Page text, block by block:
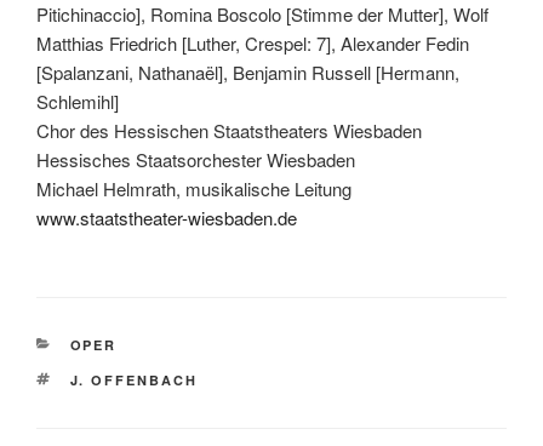
Pitichinaccio], Romina Boscolo [Stimme der Mutter], Wolf
Matthias Friedrich [Luther, Crespel: 7], Alexander Fedin
[Spalanzani, Nathanaël], Benjamin Russell [Hermann,
Schlemihl]
Chor des Hessischen Staatstheaters Wiesbaden
Hessisches Staatsorchester Wiesbaden
Michael Helmrath, musikalische Leitung
www.staatstheater-wiesbaden.de
KATEGORIEN
OPER
SCHLAGWÖRTER
J. OFFENBACH